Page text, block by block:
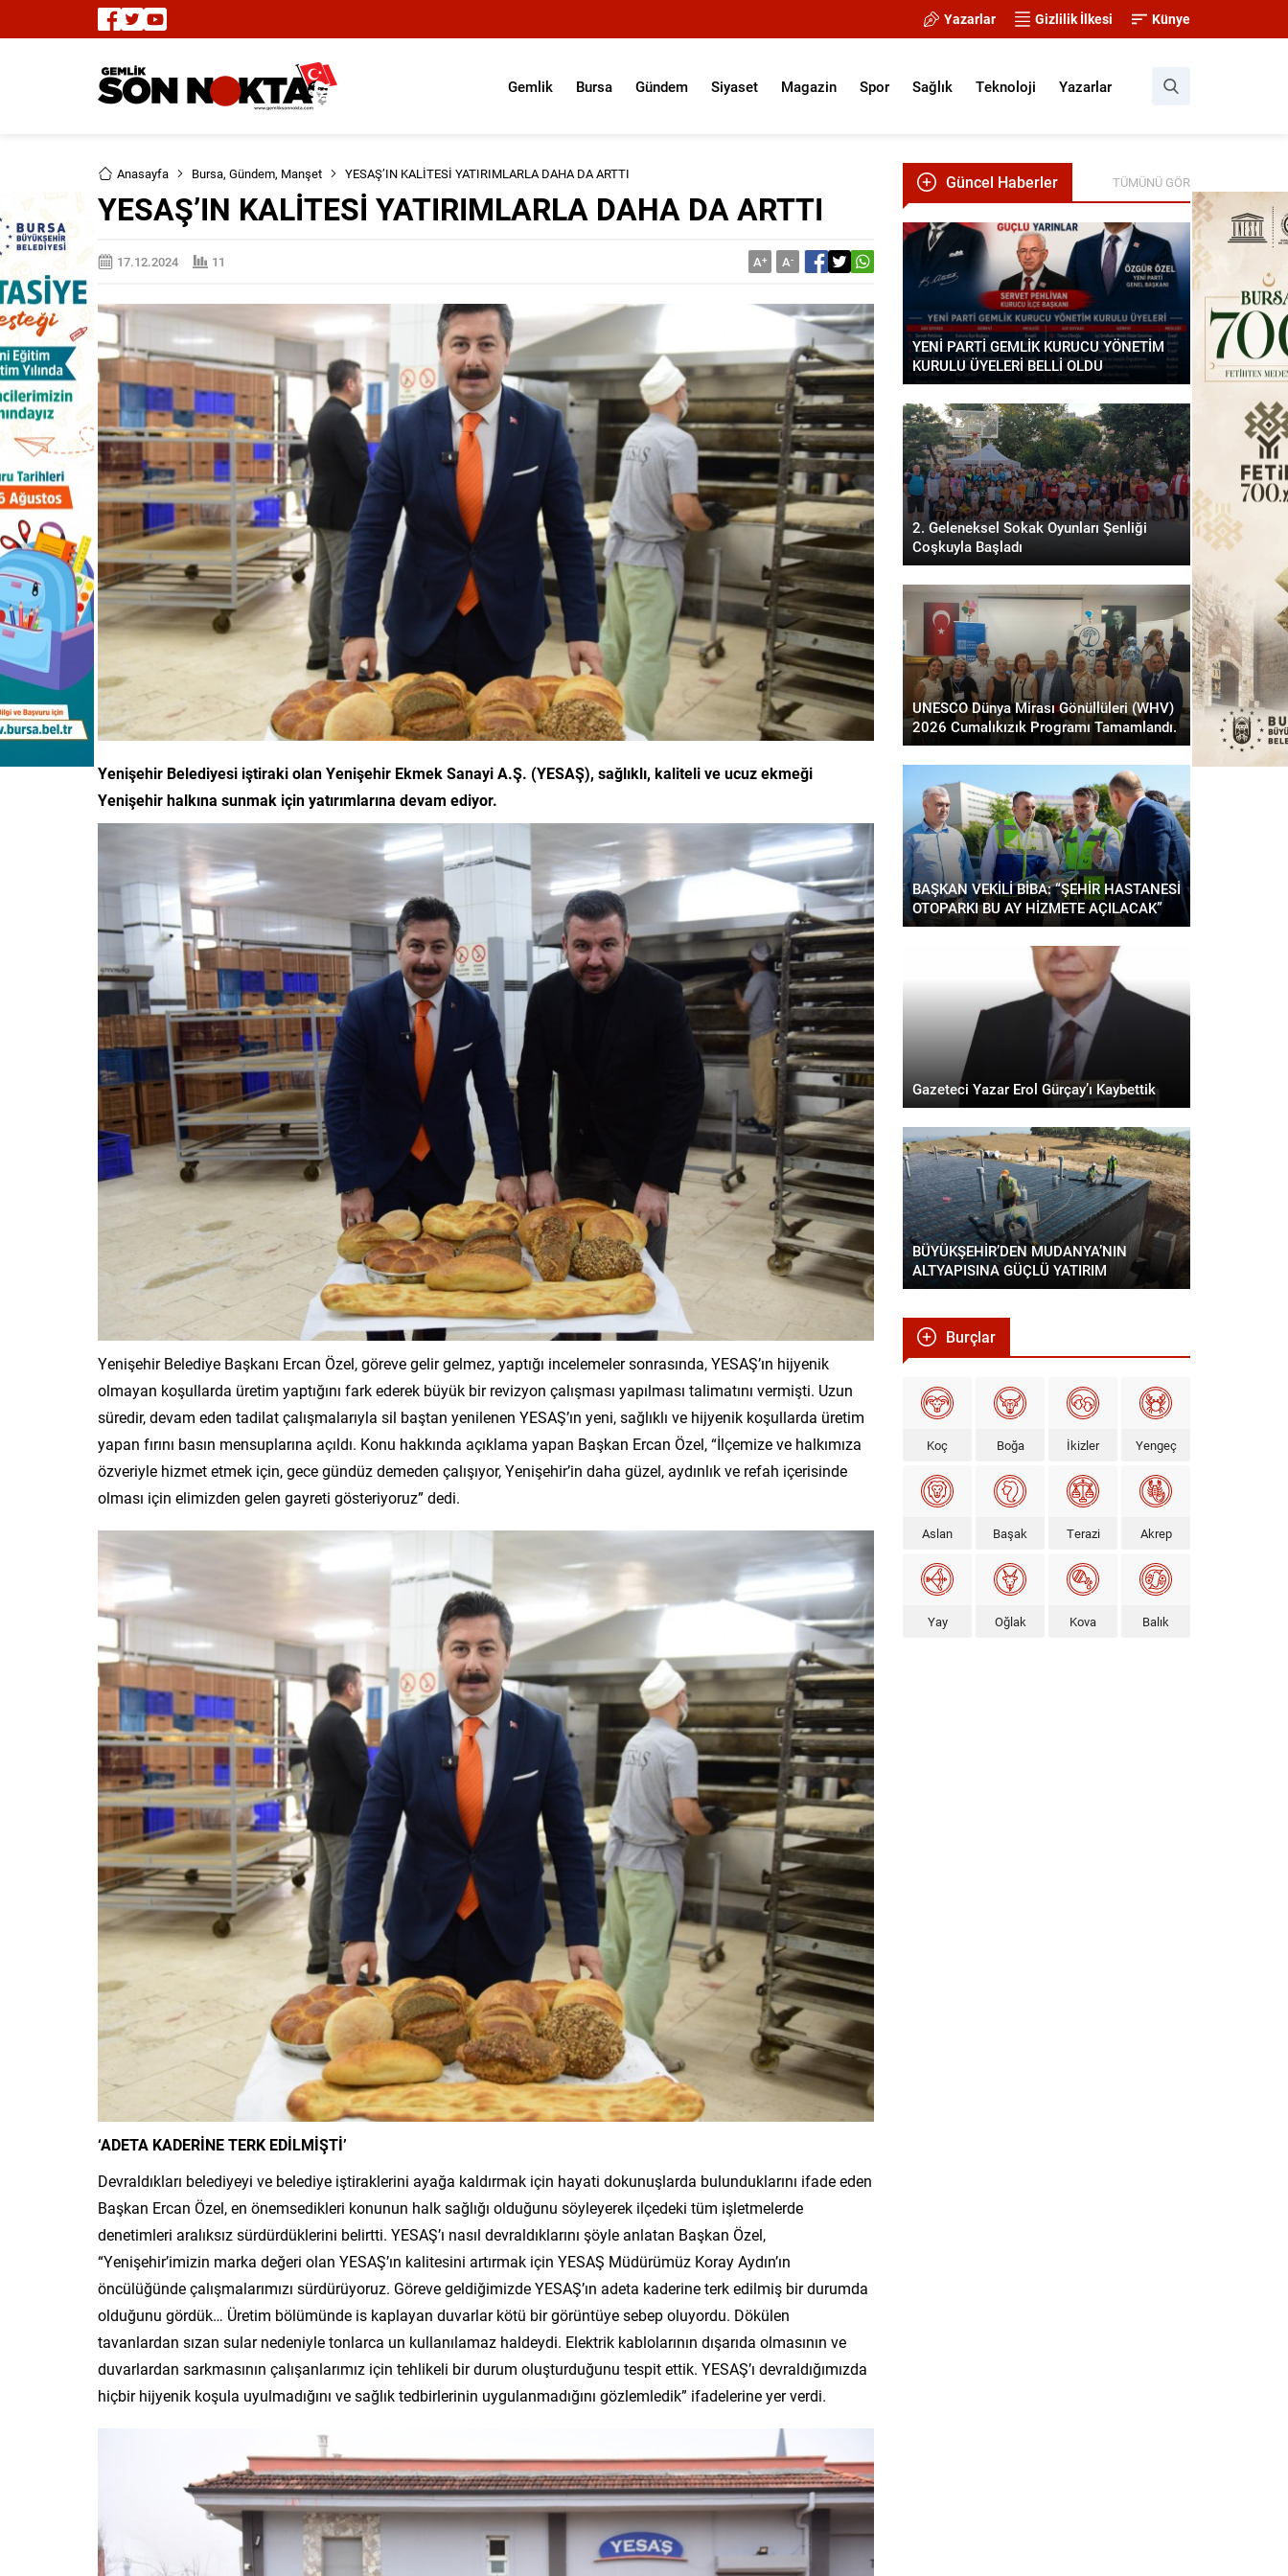
Yazarlar Gizlilik İlkesi Künye
Gemlik Bursa Gündem Siyaset Magazin Spor Sağlık Teknoloji Yazarlar
Anasayfa Bursa, Gündem, Manşet YESAŞ’IN KALİTESİ YATIRIMLARLA DAHA DA ARTTI
YESAŞ’IN KALİTESİ YATIRIMLARLA DAHA DA ARTTI
17.12.2024 11 A+ A-
Yenişehir Belediyesi iştiraki olan Yenişehir Ekmek Sanayi A.Ş. (YESAŞ), sağlıklı, kaliteli ve ucuz ekmeği
Yenişehir halkına sunmak için yatırımlarına devam ediyor.
Yenişehir Belediye Başkanı Ercan Özel, göreve gelir gelmez, yaptığı incelemeler sonrasında, YESAŞ’ın hijyenik
olmayan koşullarda üretim yaptığını fark ederek büyük bir revizyon çalışması yapılması talimatını vermişti. Uzun
süredir, devam eden tadilat çalışmalarıyla sil baştan yenilenen YESAŞ’ın yeni, sağlıklı ve hijyenik koşullarda üretim
yapan fırını basın mensuplarına açıldı. Konu hakkında açıklama yapan Başkan Ercan Özel, “İlçemize ve halkımıza
özveriyle hizmet etmek için, gece gündüz demeden çalışıyor, Yenişehir’in daha güzel, aydınlık ve refah içerisinde
olması için elimizden gelen gayreti gösteriyoruz” dedi.
‘ADETA KADERİNE TERK EDİLMİŞTİ’
Devraldıkları belediyeyi ve belediye iştiraklerini ayağa kaldırmak için hayati dokunuşlarda bulunduklarını ifade eden
Başkan Ercan Özel, en önemsedikleri konunun halk sağlığı olduğunu söyleyerek ilçedeki tüm işletmelerde
denetimleri aralıksız sürdürdüklerini belirtti. YESAŞ’ı nasıl devraldıklarını şöyle anlatan Başkan Özel,
“Yenişehir’imizin marka değeri olan YESAŞ’ın kalitesini artırmak için YESAŞ Müdürümüz Koray Aydın’ın
öncülüğünde çalışmalarımızı sürdürüyoruz. Göreve geldiğimizde YESAŞ’ın adeta kaderine terk edilmiş bir durumda
olduğunu gördük… Üretim bölümünde is kaplayan duvarlar kötü bir görüntüye sebep oluyordu. Dökülen
tavanlardan sızan sular nedeniyle tonlarca un kullanılamaz haldeydi. Elektrik kablolarının dışarıda olmasının ve
duvarlardan sarkmasının çalışanlarımız için tehlikeli bir durum oluşturduğunu tespit ettik. YESAŞ’ı devraldığımızda
hiçbir hijyenik koşula uyulmadığını ve sağlık tedbirlerinin uygulanmadığını gözlemledik” ifadelerine yer verdi.
Güncel Haberler TÜMÜNÜ GÖR
YENİ PARTİ GEMLİK KURUCU YÖNETİM
KURULU ÜYELERİ BELLİ OLDU
2. Geleneksel Sokak Oyunları Şenliği
Coşkuyla Başladı
UNESCO Dünya Mirası Gönüllüleri (WHV)
2026 Cumalıkızık Programı Tamamlandı.
BAŞKAN VEKİLİ BİBA: “ŞEHİR HASTANESİ
OTOPARKI BU AY HİZMETE AÇILACAK”
Gazeteci Yazar Erol Gürçay’ı Kaybettik
BÜYÜKŞEHİR’DEN MUDANYA’NIN
ALTYAPISINA GÜÇLÜ YATIRIM
Burçlar
Koç Boğa İkizler Yengeç
Aslan Başak Terazi Akrep
Yay Oğlak Kova Balık